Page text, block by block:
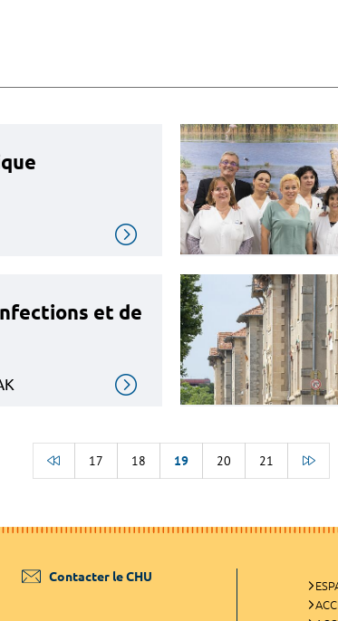
et de
17 18 19 20 21
Contacter le CHU